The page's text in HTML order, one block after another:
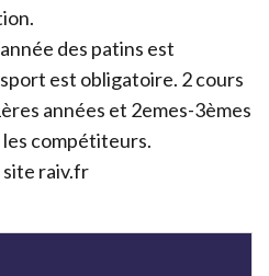
des patins est
est obligatoire. 2 cours
années et 2emes-3èmes
les compétiteurs.
site raiv.fr